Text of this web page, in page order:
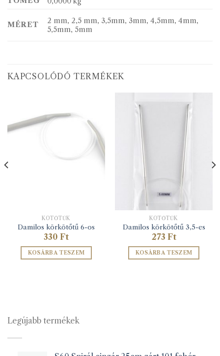
MÉRET
2 mm, 2,5 mm, 3,5mm, 3mm, 4,5mm, 4mm,
5,5mm, 5mm
KAPCSOLÓDÓ TERMÉKEK
KÖTŐTŰK
Damilos körkötőtű 6-os
330 Ft
KOSÁRBA TESZEM
KÖTŐTŰK
Damilos körkötőtű 3,5-es
273 Ft
KOSÁRBA TESZEM
Legújabb termékek